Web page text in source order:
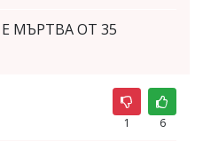
МЪРТВА ОТ 35
1 6